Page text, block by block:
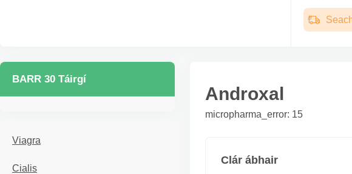
BARR 30 Táirgí
Viagra
Cialis
Androxal
micropharma_error: 15
Clár ábhair